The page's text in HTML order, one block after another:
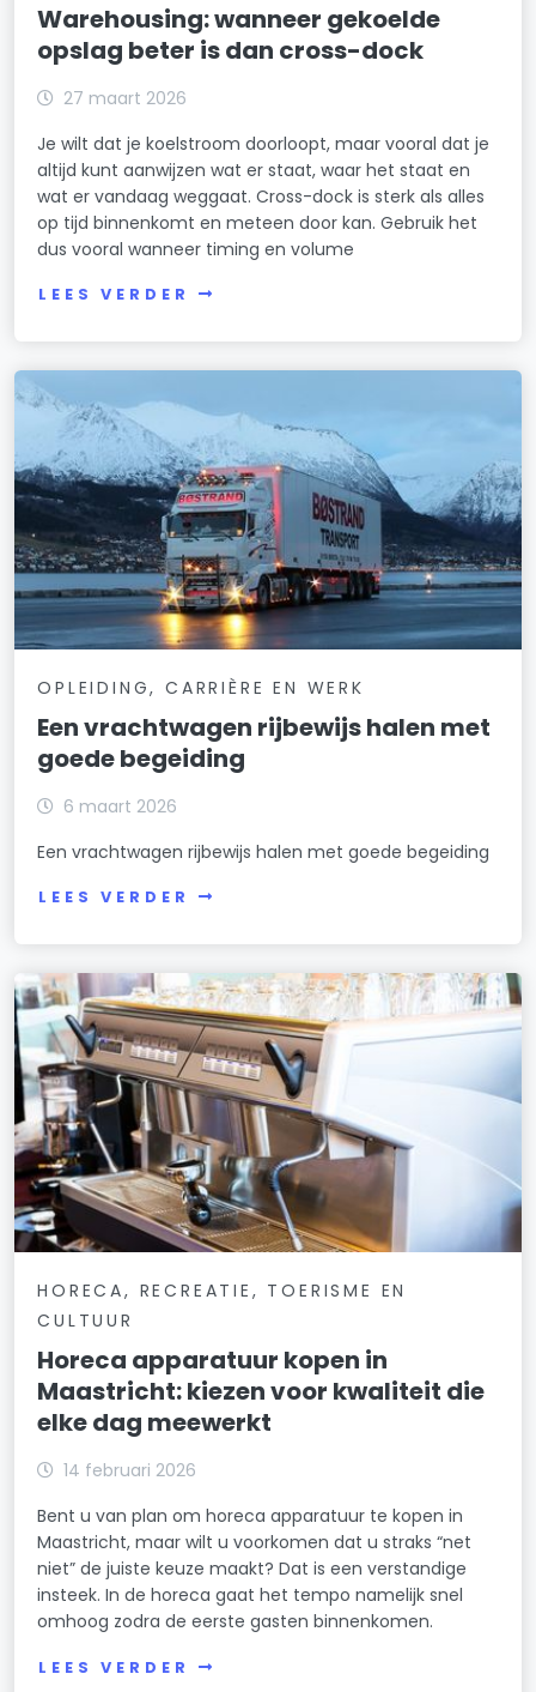
Warehousing: wanneer gekoelde
opslag beter is dan cross-dock
27 maart 2026
Je wilt dat je koelstroom doorloopt, maar vooral dat je
altijd kunt aanwijzen wat er staat, waar het staat en
wat er vandaag weggaat. Cross-dock is sterk als alles
op tijd binnenkomt en meteen door kan. Gebruik het
dus vooral wanneer timing en volume
LEES VERDER
OPLEIDING, CARRIÈRE EN WERK
Een vrachtwagen rijbewijs halen met
goede begeiding
6 maart 2026
Een vrachtwagen rijbewijs halen met goede begeiding
LEES VERDER
HORECA, RECREATIE, TOERISME EN
CULTUUR
Horeca apparatuur kopen in
Maastricht: kiezen voor kwaliteit die
elke dag meewerkt
14 februari 2026
Bent u van plan om horeca apparatuur te kopen in
Maastricht, maar wilt u voorkomen dat u straks “net
niet” de juiste keuze maakt? Dat is een verstandige
insteek. In de horeca gaat het tempo namelijk snel
omhoog zodra de eerste gasten binnenkomen.
LEES VERDER